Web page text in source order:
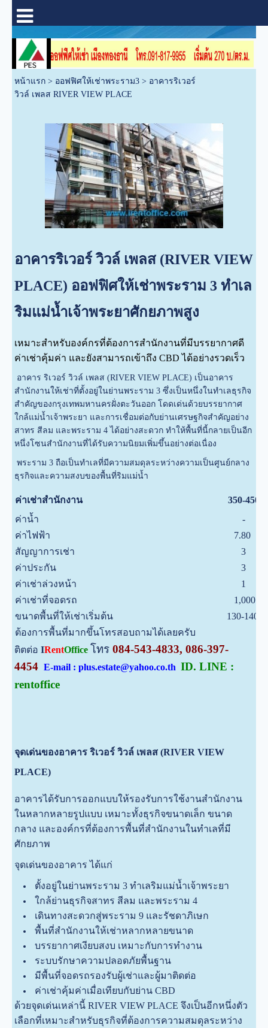
หน้าแรก > ออฟฟิศให้เช่าพระราม3 > อาคารริเวอร์
วิวล์ เพลส RIVER VIEW PLACE
อาคารริเวอร์ วิวล์ เพลส (RIVER VIEW
PLACE) ออฟฟิศให้เช่าพระราม 3 ทำเล
ริมแม่น้ำเจ้าพระยาศักยภาพสูง
เหมาะสำหรับองค์กรที่ต้องการสำนักงานที่มีบรรยากาศดี
ค่าเช่าคุ้มค่า และยังสามารถเข้าถึง CBD ได้อย่างรวดเร็ว
อาคาร ริเวอร์ วิวล์ เพลส (RIVER VIEW PLACE) เป็นอาคาร
สำนักงานให้เช่าที่ตั้งอยู่ในย่านพระราม 3 ซึ่งเป็นหนึ่งในทำเลธุรกิจ
สำคัญของกรุงเทพมหานครฝั่งตะวันออก โดดเด่นด้วยบรรยากาศ
ใกล้แม่น้ำเจ้าพระยา และการเชื่อมต่อกับย่านเศรษฐกิจสำคัญอย่าง
สาทร สีลม และพระราม 4 ได้อย่างสะดวก ทำให้พื้นที่นี้กลายเป็นอีก
หนึ่งโซนสำนักงานที่ได้รับความนิยมเพิ่มขึ้นอย่างต่อเนื่อง
พระราม 3 ถือเป็นทำเลที่มีความสมดุลระหว่างความเป็นศูนย์กลาง
ธุรกิจและความสงบของพื้นที่ริมแม่น้ำ
ค่าเช่าสำนักงาน
350-450
ค่าน้ำ
-
ค่าไฟฟ้า
7.80
สัญญาการเช่า
3
ค่าประกัน
3
ค่าเช่าล่วงหน้า
1
ค่าเช่าที่จอดรถ
1,000
ขนาดพื้นที่ให้เช่าเริ่มต้น
130-140
ต้องการพื้นที่มากขึ้นโทรสอบถามได้เลยครับ
ติตต่อ IRentOffice โทร 084-543-4833, 086-397-
4454 E-mail : plus.estate@yahoo.co.th ID. LINE :
rentoffice
จุดเด่นของอาคาร ริเวอร์ วิวล์ เพลส (RIVER VIEW
PLACE)
อาคารได้รับการออกแบบให้รองรับการใช้งานสำนักงาน
ในหลากหลายรูปแบบ เหมาะทั้งธุรกิจขนาดเล็ก ขนาด
กลาง และองค์กรที่ต้องการพื้นที่สำนักงานในทำเลที่มี
ศักยภาพ
จุดเด่นของอาคาร ได้แก่
ตั้งอยู่ในย่านพระราม 3 ทำเลริมแม่น้ำเจ้าพระยา
ใกล้ย่านธุรกิจสาทร สีลม และพระราม 4
เดินทางสะดวกสู่พระราม 9 และรัชดาภิเษก
พื้นที่สำนักงานให้เช่าหลากหลายขนาด
บรรยากาศเงียบสงบ เหมาะกับการทำงาน
ระบบรักษาความปลอดภัยพื้นฐาน
มีพื้นที่จอดรถรองรับผู้เช่าและผู้มาติดต่อ
ค่าเช่าคุ้มค่าเมื่อเทียบกับย่าน CBD
ด้วยจุดเด่นเหล่านี้ RIVER VIEW PLACE จึงเป็นอีกหนึ่งตัว
เลือกที่เหมาะสำหรับธุรกิจที่ต้องการความสมดุลระหว่าง